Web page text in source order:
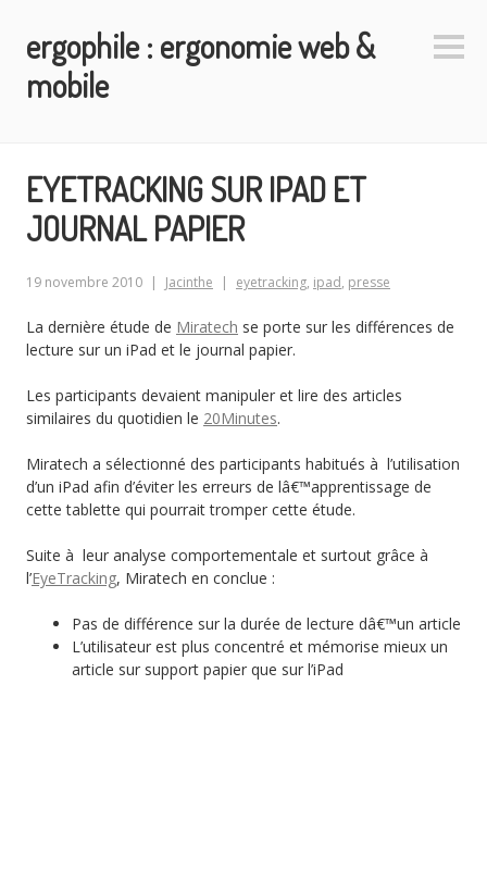
contenu
principal
ergophile : ergonomie web &
mobile
EYETRACKING SUR IPAD ET
JOURNAL PAPIER
19 novembre 2010 Jacinthe eyetracking, ipad, presse
La dernière étude de Miratech se porte sur les différences de
lecture sur un iPad et le journal papier.
Les participants devaient manipuler et lire des articles
similaires du quotidien le 20Minutes.
Miratech a sélectionné des participants habitués à l’utilisation
d’un iPad afin d’éviter les erreurs de lâ€™apprentissage de
cette tablette qui pourrait tromper cette étude.
Suite à leur analyse comportementale et surtout grâce à
l’EyeTracking, Miratech en conclue :
Pas de différence sur la durée de lecture dâ€™un article
L’utilisateur est plus concentré et mémorise mieux un
article sur support papier que sur l’iPad